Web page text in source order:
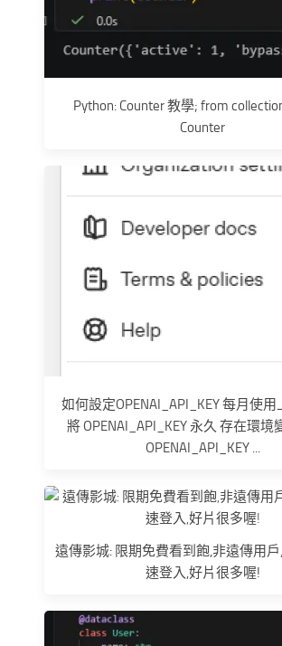
Python: Counter 教學; from
Counter
如何設定OPENAI_API_KEY 每月使
將 OPENAI_API_KEY 永久 存在環境
OPENAI_API_KEY ...
遠傳影城: 限期免費看到飽,非遠傳用
速登入,好片很多喔!